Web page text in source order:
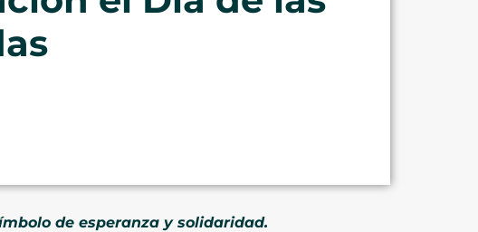
de esperanza y solidaridad.